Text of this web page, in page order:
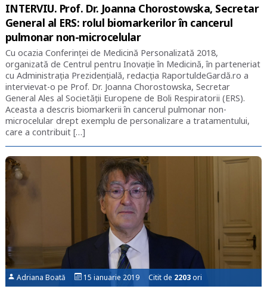
INTERVIU. Prof. Dr. Joanna Chorostowska, Secretar
General al ERS: rolul biomarkerilor în cancerul
pulmonar non-microcelular
Cu ocazia Conferinței de Medicină Personalizată 2018,
organizată de Centrul pentru Inovație în Medicină, în parteneriat
cu Administrația Prezidențială, redacția RaportuldeGardă.ro a
intervievat-o pe Prof. Dr. Joanna Chorostowska, Secretar
General Ales al Societății Europene de Boli Respiratorii (ERS).
Aceasta a descris biomarkerii în cancerul pulmonar non-
microcelular drept exemplu de personalizare a tratamentului,
care a contribuit […]
Adriana Boată 15 ianuarie 2019 Citit de 2203ori